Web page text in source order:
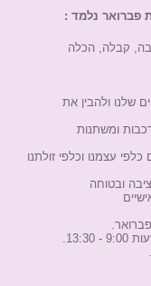
פברואר נלמד :
קבלה, הכלה
שלנו ולהבין את
ומשתנות
עצמנו וכלפי זולתנו
ובטוחה